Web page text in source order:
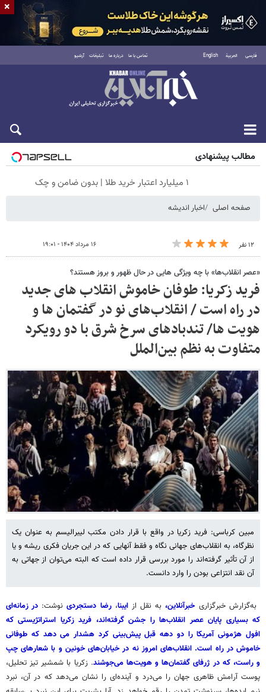
فارسی العربية English تماس با ما درباره ما تبلیغات آرشیو
جمعه ۱۶ مرداد ۱۴۰۵
مطالب پیشنهادی
۱ میلیارد اعتبار خرید طلا | بدون ضامن و چک
صفحه اصلی اخبار اندیشه
۱۲ نفر ۱۶ مرداد ۱۴۰۴ - ۱۹:۰۱
«عصر انقلاب‌ها» با چه ویژگی هایی در حال ظهور و بروز هستند؟
فرید زکریا: طوفان خاموش انقلاب های جدید
در راه است / انقلاب‌های نو در گفتمان ها و
هویت ها/ تندبادهای سرخ شرق با دو رویکرد
متفاوت به نظم بین‌الملل
مبین کرباسی: فرید زکریا در واقع با قرار دادن مکتب لیبرالیسم به عنوان یک
نظرگاه، به انقلاب‌های جهانی نگاه و فقط آنهایی که در این جریان فکری ریشه و یا
از آن تأثیر گرفته‌اند را مورد بررسی قرار داده است که البته می‌توان از جهاتی به
آن نقد انتزاعی بودن را وارد دانست.
به‌گزارش خبرگزاریخبرآنلاین، به نقل ازایبنا،رضا دستجردینوشت: در زمانه‌ای
که بسیاری پایان عصر انقلاب‌ها را جشن گرفته‌اند، فرید زکریا استراتژیستی که
افول هژمونی آمریکا را دو دهه قبل پیش‌بینی کرد هشدار می دهد که طوفانی
خاموش در راه است. انقلاب‌های امروز نه در خیابان‌های خونین و با شعارهای چپ
و راست، که در ژرفای گفتمان‌ها و هویت‌ها می‌جوشند. زکریا با شمشیر تیز تحلیل،
پوست آرامش ظاهری جهان را می‌درد و آینده‌ای را نشان می‌دهد که در آن، نبرد
×